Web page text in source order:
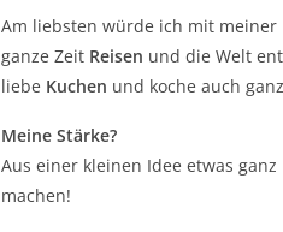
Am liebsten würde ich mit meiner
ganze Zeit Reisen und die Welt
liebe Kuchen und koche auch
Meine Stärke?
Aus einer kleinen Idee etwas ganz
machen!